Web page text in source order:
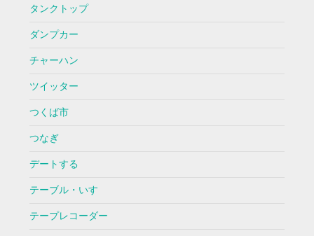
タンクトップ
ダンプカー
チャーハン
ツイッター
つくば市
つなぎ
デートする
テーブル・いす
テープレコーダー